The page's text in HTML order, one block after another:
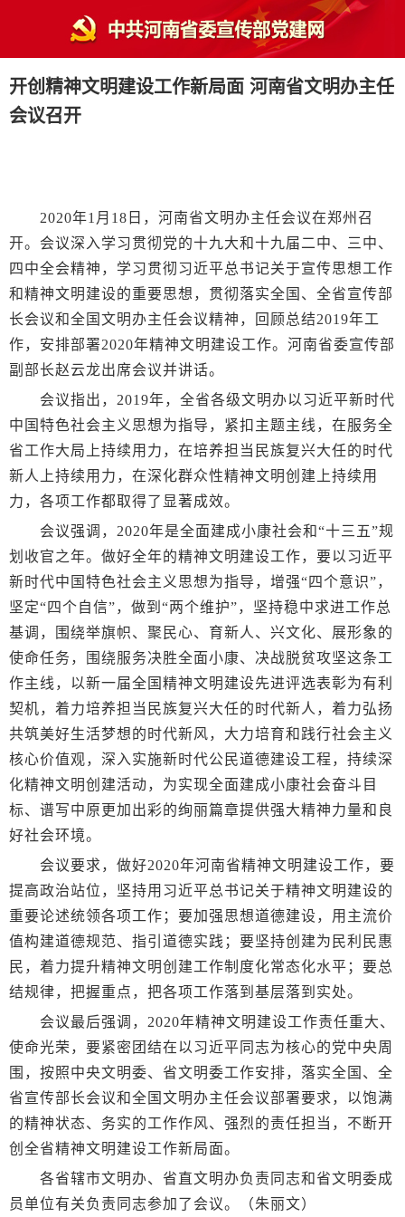
开创精神文明建设工作新局面 河南省文明办主任
会议召开
2020年1月18日，河南省文明办主任会议在郑州召
开。会议深入学习贯彻党的十九大和十九届二中、三中、
四中全会精神，学习贯彻习近平总书记关于宣传思想工作
和精神文明建设的重要思想，贯彻落实全国、全省宣传部
长会议和全国文明办主任会议精神，回顾总结2019年工
作，安排部署2020年精神文明建设工作。河南省委宣传部
副部长赵云龙出席会议并讲话。
会议指出，2019年，全省各级文明办以习近平新时代
中国特色社会主义思想为指导，紧扣主题主线，在服务全
省工作大局上持续用力，在培养担当民族复兴大任的时代
新人上持续用力，在深化群众性精神文明创建上持续用
力，各项工作都取得了显著成效。
会议强调，2020年是全面建成小康社会和“十三五”规
划收官之年。做好全年的精神文明建设工作，要以习近平
新时代中国特色社会主义思想为指导，增强“四个意识”，
坚定“四个自信”，做到“两个维护”，坚持稳中求进工作总
基调，围绕举旗帜、聚民心、育新人、兴文化、展形象的
使命任务，围绕服务决胜全面小康、决战脱贫攻坚这条工
作主线，以新一届全国精神文明建设先进评选表彰为有利
契机，着力培养担当民族复兴大任的时代新人，着力弘扬
共筑美好生活梦想的时代新风，大力培育和践行社会主义
核心价值观，深入实施新时代公民道德建设工程，持续深
化精神文明创建活动，为实现全面建成小康社会奋斗目
标、谱写中原更加出彩的绚丽篇章提供强大精神力量和良
好社会环境。
会议要求，做好2020年河南省精神文明建设工作，要
提高政治站位，坚持用习近平总书记关于精神文明建设的
重要论述统领各项工作；要加强思想道德建设，用主流价
值构建道德规范、指引道德实践；要坚持创建为民利民惠
民，着力提升精神文明创建工作制度化常态化水平；要总
结规律，把握重点，把各项工作落到基层落到实处。
会议最后强调，2020年精神文明建设工作责任重大、
使命光荣，要紧密团结在以习近平同志为核心的党中央周
围，按照中央文明委、省文明委工作安排，落实全国、全
省宣传部长会议和全国文明办主任会议部署要求，以饱满
的精神状态、务实的工作作风、强烈的责任担当，不断开
创全省精神文明建设工作新局面。
各省辖市文明办、省直文明办负责同志和省文明委成
员单位有关负责同志参加了会议。（朱丽文）